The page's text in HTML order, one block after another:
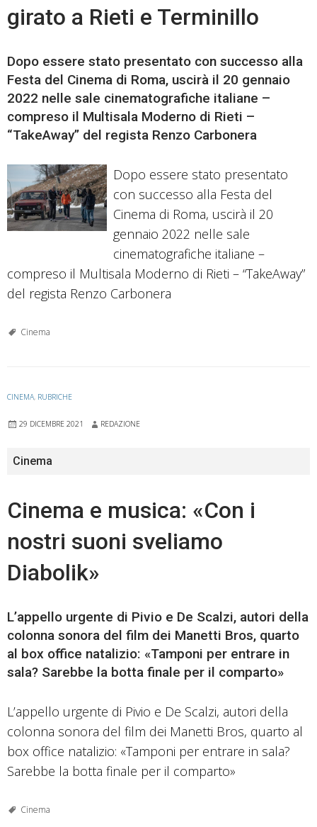
girato a Rieti e Terminillo
Dopo essere stato presentato con successo alla
Festa del Cinema di Roma, uscirà il 20 gennaio
2022 nelle sale cinematografiche italiane –
compreso il Multisala Moderno di Rieti –
“TakeAway” del regista Renzo Carbonera
Dopo essere stato presentato
con successo alla Festa del
Cinema di Roma, uscirà il 20
gennaio 2022 nelle sale
cinematografiche italiane –
compreso il Multisala Moderno di Rieti – “TakeAway”
del regista Renzo Carbonera
Cinema
CINEMA, RUBRICHE
29 DICEMBRE 2021 REDAZIONE
Cinema
Cinema e musica: «Con i
nostri suoni sveliamo
Diabolik»
L’appello urgente di Pivio e De Scalzi, autori della
colonna sonora del film dei Manetti Bros, quarto
al box office natalizio: «Tamponi per entrare in
sala? Sarebbe la botta finale per il comparto»
L’appello urgente di Pivio e De Scalzi, autori della
colonna sonora del film dei Manetti Bros, quarto al
box office natalizio: «Tamponi per entrare in sala?
Sarebbe la botta finale per il comparto»
Cinema